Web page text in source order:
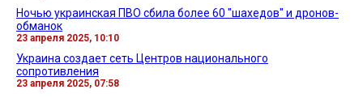
Ночью украинская ПВО сбила более 60 "шахедов" и дронов-
обманок
23 апреля 2025, 10:10
Украина создает сеть Центров национального
сопротивления
23 апреля 2025, 07:58